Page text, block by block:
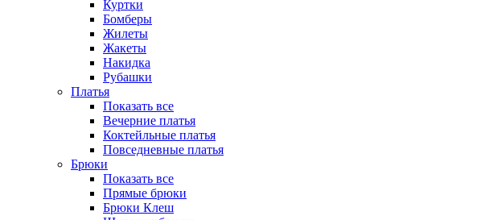
Куртки
Бомберы
Жилеты
Жакеты
Накидка
Рубашки
Платья
Показать все
Вечерние платья
Коктейльные платья
Повседневные платья
Брюки
Показать все
Прямые брюки
Брюки Клеш